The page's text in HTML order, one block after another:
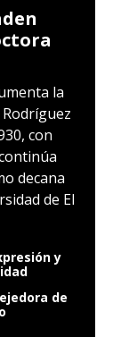
la
con
decana
de El
y
de